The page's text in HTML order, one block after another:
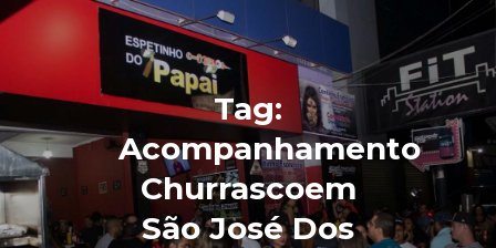
Tag:
Acompanhamento
Churrascoem
São José Dos